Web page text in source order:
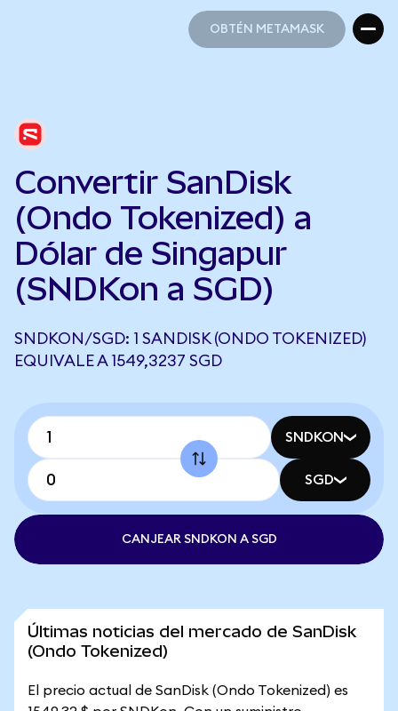
OBTÉN METAMASK
Convertir SanDisk
(Ondo Tokenized) a
Dólar de Singapur
(SNDKon a SGD)
SNDKON/SGD: 1 SANDISK (ONDO TOKENIZED)
EQUIVALE A 1549,3237 SGD
SNDKON
SGD
CANJEAR SNDKON A SGD
Últimas noticias del mercado de SanDisk
(Ondo Tokenized)
El precio actual de SanDisk (Ondo Tokenized) es